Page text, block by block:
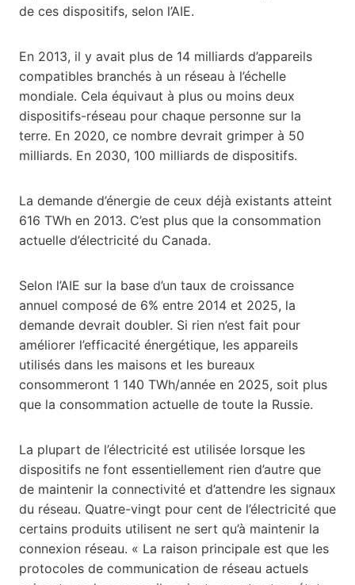
de ces dispositifs, selon l’AIE.
En 2013, il y avait plus de 14 milliards d’appareils
compatibles branchés à un réseau à l’échelle
mondiale. Cela équivaut à plus ou moins deux
dispositifs-réseau pour chaque personne sur la
terre. En 2020, ce nombre devrait grimper à 50
milliards. En 2030, 100 milliards de dispositifs.
La demande d’énergie de ceux déjà existants atteint
616 TWh en 2013. C’est plus que la consommation
actuelle d’électricité du Canada.
Selon l’AIE sur la base d’un taux de croissance
annuel composé de 6% entre 2014 et 2025, la
demande devrait doubler. Si rien n’est fait pour
améliorer l’efficacité énergétique, les appareils
utilisés dans les maisons et les bureaux
consommeront 1 140 TWh/année en 2025, soit plus
que la consommation actuelle de toute la Russie.
La plupart de l’électricité est utilisée lorsque les
dispositifs ne font essentiellement rien d’autre que
de maintenir la connectivité et d’attendre les signaux
du réseau. Quatre-vingt pour cent de l’électricité que
certains produits utilisent ne sert qu’à maintenir la
connexion réseau. « La raison principale est que les
protocoles de communication de réseau actuels